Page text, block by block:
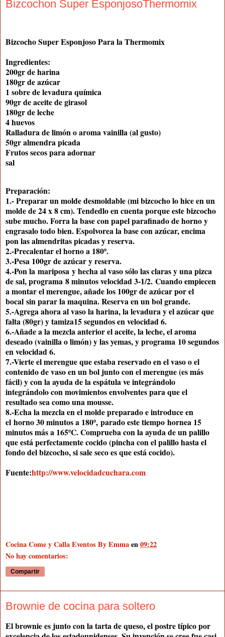
Bizcochon Super EsponjosoThermomix
Bizcocho Super Esponjoso Para la Thermomix
Ingredientes:
200gr de harina
180gr de azúcar
1 sobre de levadura química
90gr de aceite de girasol
180gr de leche
4 huevos
Ralladura de limón o aroma vainilla (al gusto)
50gr almendra picada
Frutos secos para adornar
sal
Preparación:
1.- Preparar un molde desmoldable (mi bizcocho lo hice en un
molde de 24 x 8 cm). Tendedlo en cuenta porque este bizcocho
sube mucho. Forra la base con papel parafinado de horno y
engrasalo todo bien. Espolvorea la base con azúcar, encima
pon las almendritas picadas y reserva.
2.-Precalentar el horno a 180º.
3.-Pesa 100gr de azúcar y reserva.
4.-Pon la mariposa y hecha al vaso sólo las claras y una pizca
de sal, programa 8 minutos velocidad 3-1/2. Cuando empiecen
a montar el merengue, añade los 100gr de azúcar por el
bocal sin parar la maquina. Reserva en un bol grande.
5.-Agrega ahora al vaso la harina, la levadura y el azúcar que
falta (80gr) y tamiza15 segundos en velocidad 6.
6.-Añade a la mezcla anterior el aceite, la leche, el aroma
deseado (vainilla o limón) y las yemas, y programa 10 segundos
en velocidad 6.
7.-Vierte el merengue que estaba reservado en el vaso o el
contenido de vaso en un bol junto con el merengue (es más
fácil) y con la ayuda de la espátula ve integrándolo
integrándolo con movimientos envolventes para que el
resultado sea como una mousse.
8.-Echa la mezcla en el molde preparado e introduce en
el horno 30 minutos a 180º, parado este tiempo hornea 15
minutos más a 165ºC. Comprueba con la ayuda de un palillo
que está perfectamente cocido (pincha con el palillo hasta el
fondo del bizcocho, si sale seco es que está cocido).
Fuente:http://www.velocidadcuchara.com
Cocina Come y Calla Eventos By Emmaen09:22
No hay comentarios:
Compartir
Brownie de cocina para soltero
El brownie es junto con la tarta de queso, el postre típico por